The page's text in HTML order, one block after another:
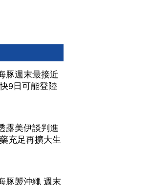
豚週末最接近
9日可能登陸
露美伊談判進
充足再擴大生
豚襲沖繩 週末